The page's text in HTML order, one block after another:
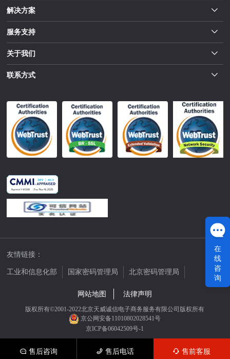
解决方案
服务支持
关于我们
联系方式
友情链接：
工业和信息化部 国家密码管理局
北京密码管理局
网站地图
法律声明
版权所有©2001-2022北京天威诚信电子商务服务有限公司版权所有
京公网安备11010802028541号
京ICP备06042509号-1
售后咨询 售后电话 售前客服
在
线
咨
询